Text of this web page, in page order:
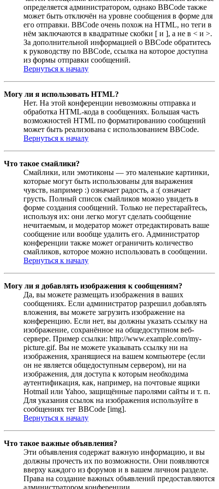
определяется администратором, однако BBCode также
может быть отключён на уровне сообщения в форме для
его отправки. BBCode очень похож на HTML, но теги в
нём заключаются в квадратные скобки [ и ], а не в < и >.
За дополнительной информацией о BBCode обратитесь
к руководству по BBCode, ссылка на которое доступна
из формы отправки сообщений.
Вернуться к началу
Могу ли я использовать HTML?
Нет. На этой конференции невозможны отправка и
обработка HTML-кода в сообщениях. Большая часть
возможностей HTML по форматированию сообщений
может быть реализована с использованием BBCode.
Вернуться к началу
Что такое смайлики?
Смайлики, или эмотиконы — это маленькие картинки,
которые могут быть использованы для выражения
чувств, например :) означает радость, а :( означает
грусть. Полный список смайликов можно увидеть в
форме создания сообщений. Только не перестарайтесь,
используя их: они легко могут сделать сообщение
нечитаемым, и модератор может отредактировать ваше
сообщение или вообще удалить его. Администратор
конференции также может ограничить количество
смайликов, которое можно использовать в сообщении.
Вернуться к началу
Могу ли я добавлять изображения к сообщениям?
Да, вы можете размещать изображения в ваших
сообщениях. Если администратор разрешил добавлять
вложения, вы можете загрузить изображение на
конференцию. Если нет, вы должны указать ссылку на
изображение, сохранённое на общедоступном веб-
сервере. Пример ссылки: http://www.example.com/my-
picture.gif. Вы не можете указывать ссылку ни на
изображения, хранящиеся на вашем компьютере (если
он не является общедоступным сервером), ни на
изображения, для доступа к которым необходима
аутентификация, как, например, на почтовые ящики
Hotmail или Yahoo, защищённые паролями сайты и т. п.
Для указания ссылок на изображения используйте в
сообщениях тег BBCode [img].
Вернуться к началу
Что такое важные объявления?
Эти объявления содержат важную информацию, и вы
должны прочесть их по возможности. Они появляются
вверху каждого из форумов и в вашем личном разделе.
Права на создание важных объявлений предоставляются
администратором конференции.